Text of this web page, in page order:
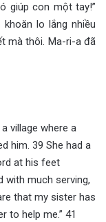
giúp con một tay!”
lo lắng nhiều
mà thôi. Ma-ri-a đã
village where a
him. 39 She had a
at his feet
with much serving,
that my sister has
to help me.” 41